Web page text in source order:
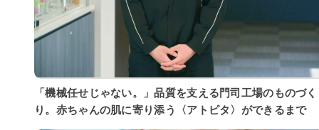
「機械任せじゃない。」品質を支える門司工場のものづく
り。赤ちゃんの肌に寄り添う〈アトピタ〉ができるまで